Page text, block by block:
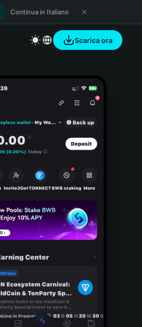
Continua in Italiano
Scarica ora